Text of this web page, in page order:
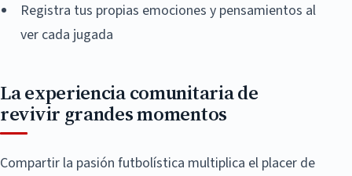
Registra tus propias emociones y pensamientos al
ver cada jugada
La experiencia comunitaria de
revivir grandes momentos
Compartir la pasión futbolística multiplica el placer de